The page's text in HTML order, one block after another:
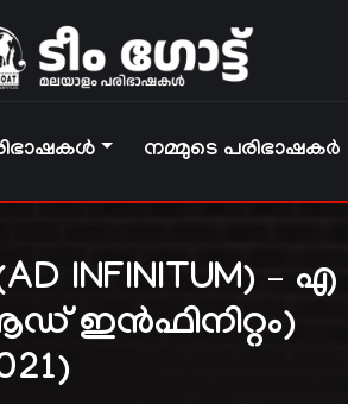
നമ്മുടെ പരിഭാഷകർ
INFINITUM) – എ
ഇൻഫിനിറ്റം)